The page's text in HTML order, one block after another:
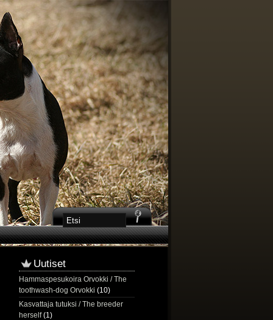
Uutiset
Hammaspesukoira Orvokki / The
toothwash-dog Orvokki (10)
Kasvattaja tutuksi / The breeder
herself(1)